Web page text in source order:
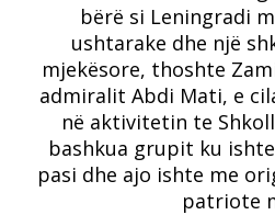
bërë si Leningradi
ushtarake dhe një
mjekësore, thoshte
admiralit Abdi Mati, e
në aktivitetin te
bashkua grupit ku
pasi dhe ajo ishte me
patriote